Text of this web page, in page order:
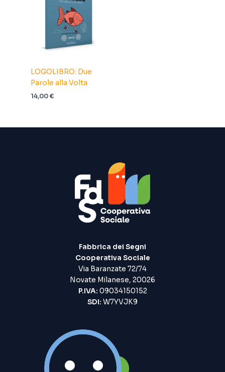
LOGOLIBRO: Due
Parole alla Volta
14,00€
Fabbrica dei Segni
Cooperativa Sociale
Via Baranzate 72/74
Novate Milanese, 20026
P.IVA: 09034150152
SDI: W7YVJK9